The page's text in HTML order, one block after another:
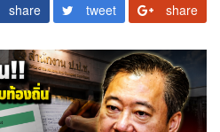
share tweet share